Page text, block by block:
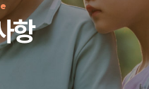
인#팬덤후원
항